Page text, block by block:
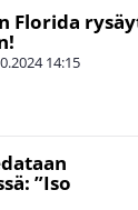
Florida
14:15
”Iso